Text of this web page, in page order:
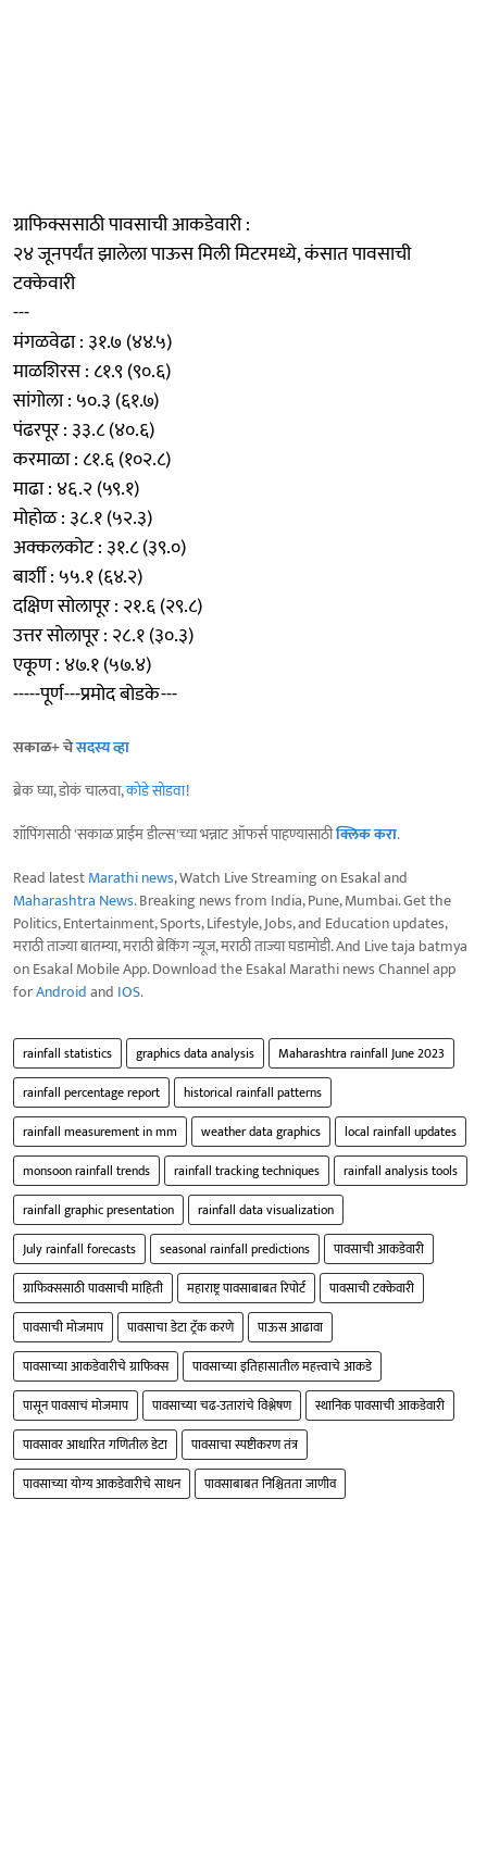
ग्राफिक्ससाठी पावसाची आकडेवारी :
२४ जूनपर्यंत झालेला पाऊस मिली मिटरमध्ये, कंसात पावसाची
टक्केवारी
---
मंगळवेढा : ३१.७ (४४.५)
माळशिरस : ८१.९ (९०.६)
सांगोला : ५०.३ (६१.७)
पंढरपूर : ३३.८ (४०.६)
करमाळा : ८१.६ (१०२.८)
माढा : ४६.२ (५९.१)
मोहोळ : ३८.१ (५२.३)
अक्कलकोट : ३१.८ (३९.०)
बार्शी : ५५.१ (६४.२)
दक्षिण सोलापूर : २१.६ (२९.८)
उत्तर सोलापूर : २८.१ (३०.३)
एकूण : ४७.१ (५७.४)
-----पूर्ण---प्रमोद बोडके---
सकाळ+ चेसदस्य व्हा
ब्रेक घ्या, डोकं चालवा,कोडे सोडवा!
शॉपिंगसाठी 'सकाळ प्राईम डील्स'च्या भन्नाट ऑफर्स पाहण्यासाठीक्लिक करा.
Read latestMarathi news, Watch Live Streaming on Esakal and
Maharashtra News. Breaking news from India, Pune, Mumbai. Get the
Politics, Entertainment, Sports, Lifestyle, Jobs, and Education updates,
मराठी ताज्या बातम्या, मराठी ब्रेकिंग न्यूज, मराठी ताज्या घडामोडी. And Live taja batmya
on Esakal Mobile App. Download the Esakal Marathi news Channel app
forAndroidand IOS.
rainfall statistics graphics data analysis
Maharashtra rainfall June 2023
rainfall percentage report
historical rainfall patterns
rainfall measurement in mm
weather data graphics
local rainfall updates
monsoon rainfall trends
rainfall tracking techniques
rainfall analysis tools
rainfall graphic presentation
rainfall data visualization
July rainfall forecasts
seasonal rainfall predictions
पावसाची आकडेवारी
ग्राफिक्ससाठी पावसाची माहिती
महाराष्ट्र पावसाबाबत रिपोर्ट
पावसाची टक्केवारी
पावसाची मोजमाप
पावसाचा डेटा ट्रॅक करणे
पाऊस आढावा
पावसाच्या आकडेवारीचे ग्राफिक्स
पावसाच्या इतिहासातील महत्त्वाचे आकडे
पासून पावसाचं मोजमाप
पावसाच्या चढ-उतारांचे विश्लेषण
स्थानिक पावसाची आकडेवारी
पावसावर आधारित गणितील डेटा
पावसाचा स्पष्टीकरण तंत्र
पावसाच्या योग्य आकडेवारीचे साधन
पावसाबाबत निश्चितता जाणीव